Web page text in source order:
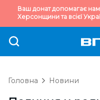
Ваш донат допомагає
Херсонщини та всієї
Головна Новини